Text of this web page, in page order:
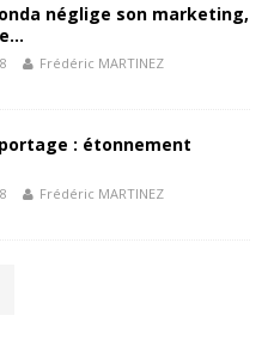
néglige son marketing,
Frédéric MARTINEZ
: étonnement
Frédéric MARTINEZ